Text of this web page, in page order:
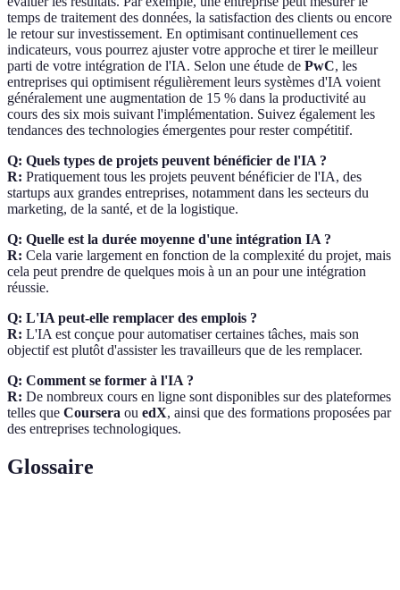
temps de traitement des données, la satisfaction des clients ou encore
le retour sur investissement. En optimisant continuellement ces
indicateurs, vous pourrez ajuster votre approche et tirer le meilleur
parti de votre intégration de l'IA. Selon une étude de PwC, les
entreprises qui optimisent régulièrement leurs systèmes d'IA voient
généralement une augmentation de 15 % dans la productivité au
cours des six mois suivant l'implémentation. Suivez également les
tendances des technologies émergentes pour rester compétitif.
Q: Quels types de projets peuvent bénéficier de l'IA ?
R: Pratiquement tous les projets peuvent bénéficier de l'IA, des
startups aux grandes entreprises, notamment dans les secteurs du
marketing, de la santé, et de la logistique.
Q: Quelle est la durée moyenne d'une intégration IA ?
R: Cela varie largement en fonction de la complexité du projet, mais
cela peut prendre de quelques mois à un an pour une intégration
réussie.
Q: L'IA peut-elle remplacer des emplois ?
R: L'IA est conçue pour automatiser certaines tâches, mais son
objectif est plutôt d'assister les travailleurs que de les remplacer.
Q: Comment se former à l'IA ?
R: De nombreux cours en ligne sont disponibles sur des plateformes
telles que Coursera ou edX, ainsi que des formations proposées par
des entreprises technologiques.
Glossaire